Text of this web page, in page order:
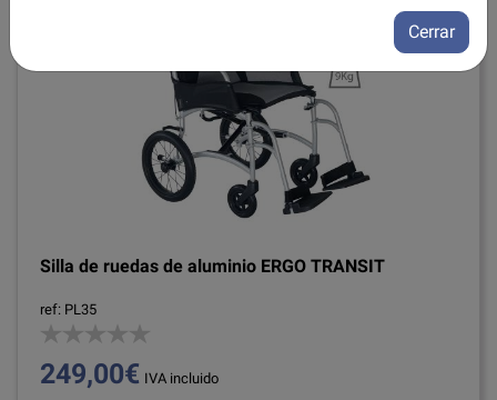
Silla de ruedas de aluminio ERGO TRANSIT
ref: PL35
249,00€ IVA incluido
Cerrar